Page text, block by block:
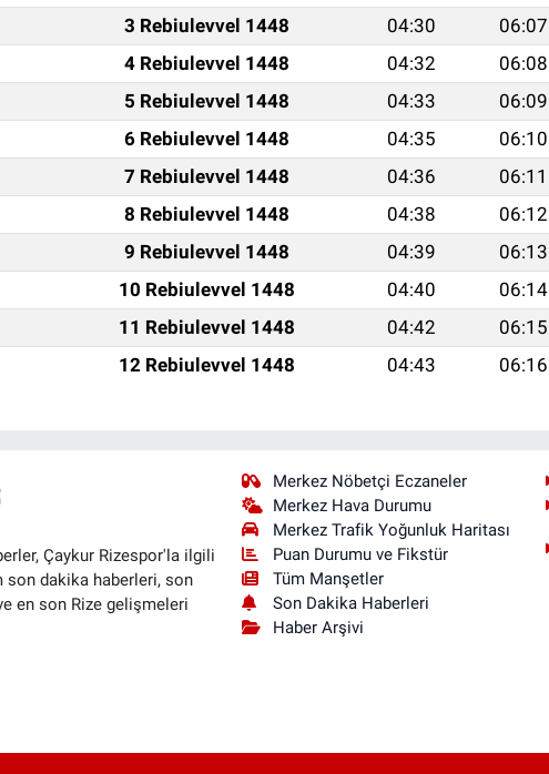
3 Rebiulevvel 1448 04:30 06:07
4 Rebiulevvel 1448 04:32 06:08
5 Rebiulevvel 1448 04:33 06:09
6 Rebiulevvel 1448 04:35 06:10
7 Rebiulevvel 1448 04:36 06:11
8 Rebiulevvel 1448 04:38 06:12
9 Rebiulevvel 1448 04:39 06:13
10 Rebiulevvel 1448 04:40 06:14
11 Rebiulevvel 1448 04:42 06:15
12 Rebiulevvel 1448 04:43 06:16
Çaykur Rizespor'la ilgili
dakika haberleri, son
en son Rize gelişmeleri
Merkez Nöbetçi Eczaneler
Merkez Hava Durumu
Merkez Trafik Yoğunluk Haritası
Puan Durumu ve Fikstür
Tüm Manşetler
Son Dakika Haberleri
Haber Arşivi